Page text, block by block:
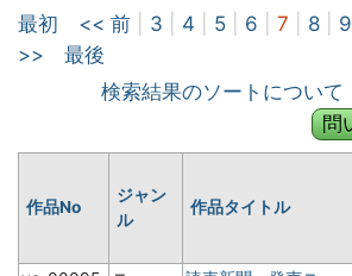
最初
<< 前 3 4 5 6 7 8 9
>>
最後
検索結果のソートについて
作品No
ジャン
ル
作品タイトル